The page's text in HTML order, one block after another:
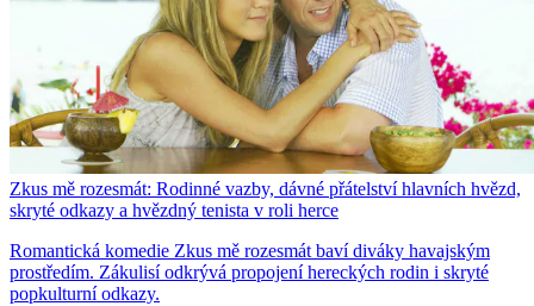
Zkus mě rozesmát: Rodinné vazby, dávné přátelství hlavních hvězd,
skryté odkazy a hvězdný tenista v roli herce
Romantická komedie Zkus mě rozesmát baví diváky havajským
prostředím. Zákulisí odkrývá propojení hereckých rodin i skryté
popkulturní odkazy.